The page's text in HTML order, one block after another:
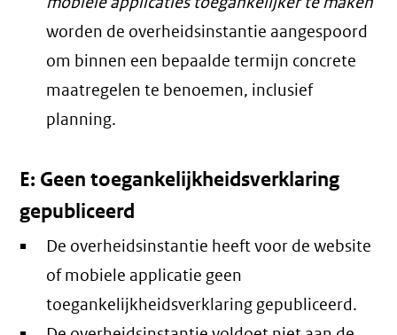
worden de overheidsinstantie aangespoord
om binnen een bepaalde termijn concrete
maatregelen te benoemen, inclusief
planning.
E: Geen toegankelijkheidsverklaring
gepubliceerd
De overheidsinstantie heeft voor de website
of mobiele applicatie geen
toegankelijkheidsverklaring gepubliceerd.